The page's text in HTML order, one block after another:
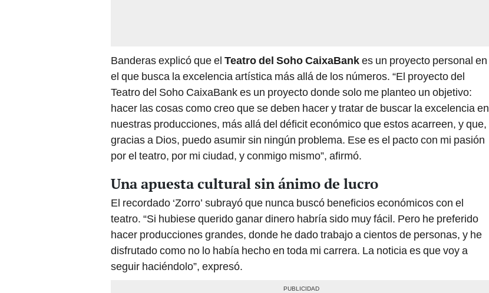
Banderas explicó que el Teatro del Soho CaixaBankes un proyecto personal en
el que busca la excelencia artística más allá de los números. “El proyecto del
Teatro del Soho CaixaBank es un proyecto donde solo me planteo un objetivo:
hacer las cosas como creo que se deben hacer y tratar de buscar la excelencia en
nuestras producciones, más allá del déficit económico que estos acarreen, y que,
gracias a Dios, puedo asumir sin ningún problema. Ese es el pacto con mi pasión
por el teatro, por mi ciudad, y conmigo mismo”, afirmó.
Una apuesta cultural sin ánimo de lucro
El recordado ‘Zorro’ subrayó que nunca buscó beneficios económicos con el
teatro. “Si hubiese querido ganar dinero habría sido muy fácil. Pero he preferido
hacer producciones grandes, donde he dado trabajo a cientos de personas, y he
disfrutado como no lo había hecho en toda mi carrera. La noticia es que voy a
seguir haciéndolo”, expresó.